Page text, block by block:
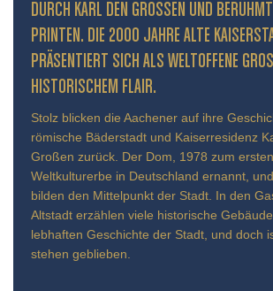
URCH KARL DEN GROSSEN UND BERÜHMT
INTEN. DIE 2000 JAHRE ALTE KAISERSTADT
ÄSENTIERT SICH ALS WELTOFFENE
TORISCHEM FLAIR.
Stolz blicken die Aachener auf ihre
römische Bäderstadt und Kaiserresidenz
Großen zurück. Der Dom, 1978 zum
Weltkulturerbe in Deutschland ernannt,
bilden den Mittelpunkt der Stadt. In den
Altstadt erzählen viele historische
lebhaften Geschichte der Stadt, und doch
stehen geblieben.